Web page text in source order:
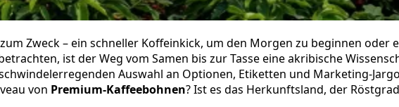
Zweck – ein schneller Koffeinkick, um den Morgen zu beginnen
ist der Weg vom Samen bis zur Tasse eine akribische
Auswahl an Optionen, Etiketten und Marketing-
von Premium-Kaffeebohnen? Ist es das Herkunftsland, der